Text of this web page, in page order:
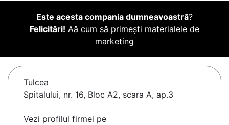
Este acesta compania dumneavoastră?
Felicitări! Aă cum să primești materialele de
marketing
Tulcea
Spitalului, nr. 16, Bloc A2, scara A, ap.3
Vezi profilul firmei pe